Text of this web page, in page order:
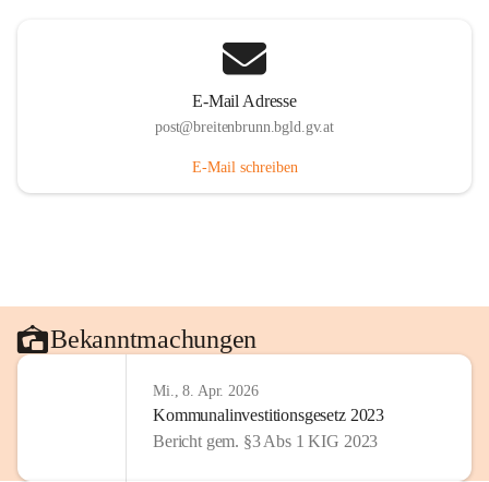
E-Mail Adresse
post@breitenbrunn.bgld.gv.at
E-Mail schreiben
Bekanntmachungen
Mi., 8. Apr. 2026
Kommunalinvestitionsgesetz 2023
Bericht gem. §3 Abs 1 KIG 2023